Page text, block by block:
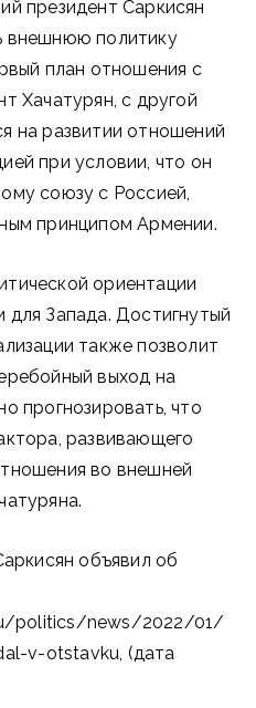
президент Саркисян
внешнюю политику
план отношения с
Хачатурян, с другой
на развитии отношений
при условии, что он
союзу с Россией,
принципом Армении.
ориентации
Запада. Достигнутый
также позволит
выход на
прогнозировать, что
развивающего
во внешней
объявил об
politics/news/2022/01/
v-otstavku, (дата